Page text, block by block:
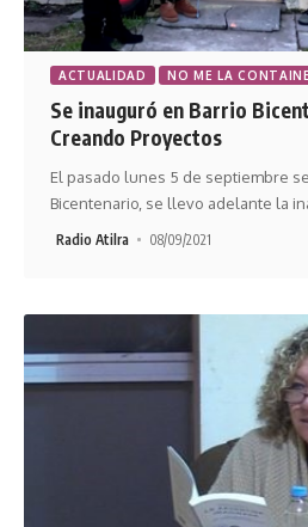
ACTUALIDAD NO ME LA
Se inauguró en Barrio
Creando Proyectos
El pasado lunes 5 de septiembre
Bicentenario, se llevo adelante la
Radio Atilra 08/09/2021